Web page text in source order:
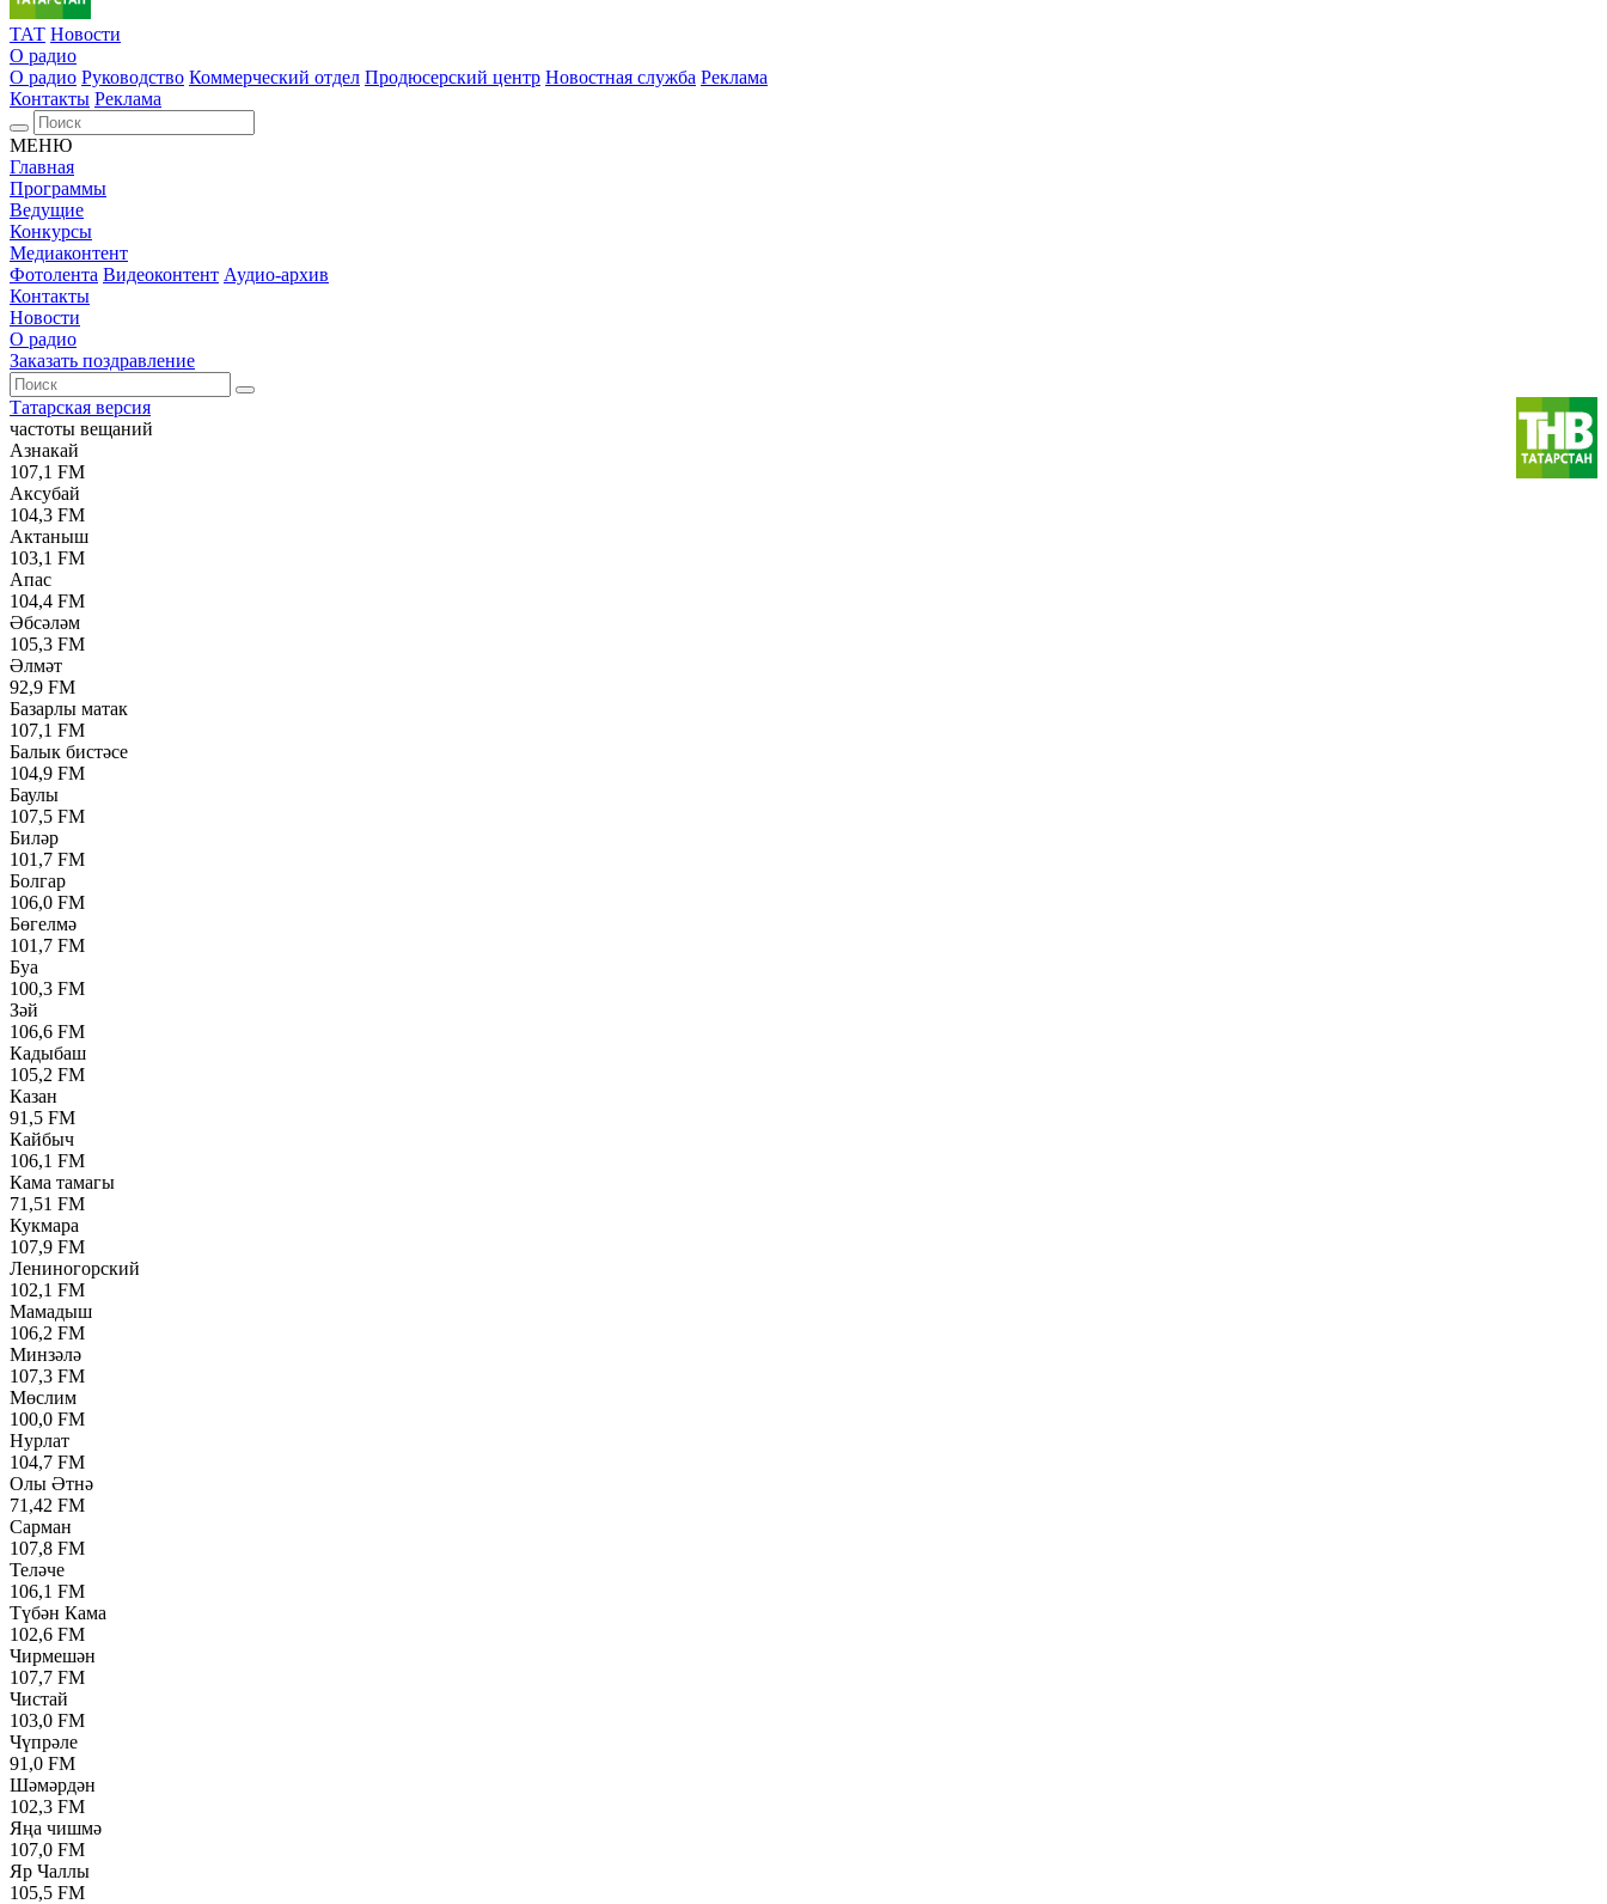
ТАТ Новости
О радио
О радио Руководство Коммерческий отдел Продюсерский центр Новостная служба Реклама
Контакты Реклама
МЕНЮ
Главная
Программы
Ведущие
Конкурсы
Медиаконтент
Фотолента Видеоконтент Аудио-архив
Контакты
Новости
О радио
Заказать поздравление
Татарская версия
частоты вещаний
Азнакай
107,1 FM
Аксубай
104,3 FM
Актаныш
103,1 FM
Апас
104,4 FM
Әбсәләм
105,3 FM
Әлмәт
92,9 FM
Базарлы матак
107,1 FM
Балык бистәсе
104,9 FM
Баулы
107,5 FM
Биләр
101,7 FM
Болгар
106,0 FM
Бөгелмә
101,7 FM
Буа
100,3 FM
Зәй
106,6 FM
Кадыбаш
105,2 FM
Казан
91,5 FM
Кайбыч
106,1 FM
Кама тамагы
71,51 FM
Кукмара
107,9 FM
Лениногорский
102,1 FM
Мамадыш
106,2 FM
Минзәлә
107,3 FM
Мөслим
100,0 FM
Нурлат
104,7 FM
Олы Әтнә
71,42 FM
Сарман
107,8 FM
Теләче
106,1 FM
Түбән Кама
102,6 FM
Чирмешән
107,7 FM
Чистай
103,0 FM
Чүпрәле
91,0 FM
Шәмәрдән
102,3 FM
Яңа чишмә
107,0 FM
Яр Чаллы
105,5 FM